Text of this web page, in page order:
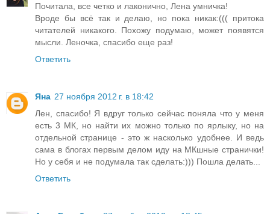
Почитала, все четко и лаконично, Лена умничка!
Вроде бы всё так и делаю, но пока никак:((( притока
читателей никакого. Похожу подумаю, может появятся
мысли. Леночка, спасибо еще раз!
Ответить
Яна 27 ноября 2012 г. в 18:42
Лен, спасибо! Я вдруг только сейчас поняла что у меня
есть 3 МК, но найти их можно только по ярлыку, но на
отдельной странице - это ж насколько удобнее. И ведь
сама в блогах первым делом иду на МКшные странички!
Но у себя и не подумала так сделать:))) Пошла делать...
Ответить